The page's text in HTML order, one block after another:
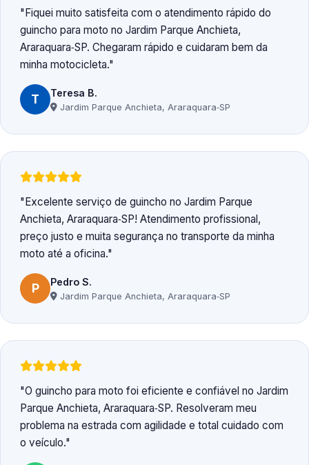
Fiquei muito satisfeita com o atendimento rápido do
guincho para moto no Jardim Parque Anchieta,
Araraquara‑SP. Chegaram rápido e cuidaram bem da
minha motocicleta.
T Teresa B.
Jardim Parque Anchieta, Araraquara‑SP
Excelente serviço de guincho no Jardim Parque
Anchieta, Araraquara‑SP! Atendimento profissional,
preço justo e muita segurança no transporte da minha
moto até a oficina.
P Pedro S.
Jardim Parque Anchieta, Araraquara‑SP
O guincho para moto foi eficiente e confiável no Jardim
Parque Anchieta, Araraquara‑SP. Resolveram meu
problema na estrada com agilidade e total cuidado com
o veículo.